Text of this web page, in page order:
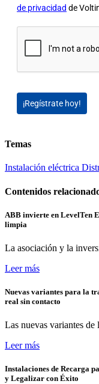
de privacidad de
¡Regístrate hoy!
Temas
Instalación eléctrica
Contenidos
ABB invierte en LevelTen
limpia
La asociación y la
Leer más
Nuevas variantes para la
real sin contacto
Las nuevas variantes
Leer más
Instalaciones de Recarga
y Legalizar con Éxito